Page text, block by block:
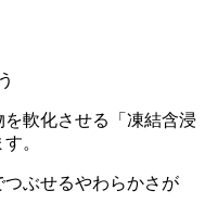
軟化させる「凍結含浸
。
ぶせるやわらかさが